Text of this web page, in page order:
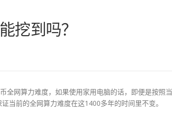
挖到吗？
币全网算力难度，如果使用家用电脑的话，即便是按照
当前的全网算力难度在这1400多年的时间里不变。